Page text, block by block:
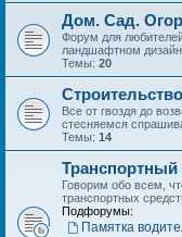
Дом. Сад.
Форум для
ландшафтном
Темы: 20
Все от гвоздя до
стесняемся
Темы: 14
Говорим обо всем,
транспортных
Подфорумы:
Памятка